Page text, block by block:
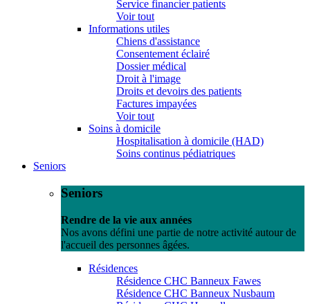
Service financier patients
Voir tout
Informations utiles
Chiens d'assistance
Consentement éclairé
Dossier médical
Droit à l'image
Droits et devoirs des patients
Factures impayées
Voir tout
Soins à domicile
Hospitalisation à domicile (HAD)
Soins continus pédiatriques
Seniors
Seniors
Rendre de la vie aux années
Nos avons défini une partie de notre activité autour de
l'accueil des personnes âgées.
Résidences
Résidence CHC Banneux Fawes
Résidence CHC Banneux Nusbaum